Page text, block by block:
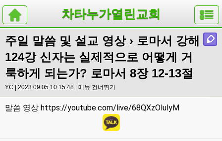
차타누가열린교회
주일 말씀 및 설교 영상› 로마서 강해
124강 신자는 실제적으로 어떻게 거
룩하게 되는가? 로마서 8장 12-13절
YC | 2023.09.05 10:15:48 | 메뉴 건너뛰기
말씀 영상 https://youtube.com/live/68QXzOlulyM